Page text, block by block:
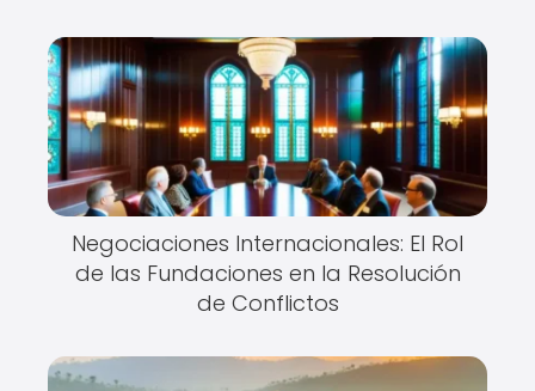
Negociaciones Internacionales: El Rol
de las Fundaciones en la Resolución
de Conflictos